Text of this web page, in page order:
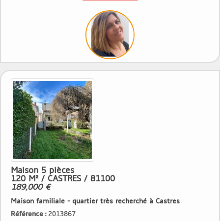
Maison 5 pièces
120 M² / CASTRES / 81100
189,000 €
Maison familiale - quartier très recherché à Castres
Référence : 2013867